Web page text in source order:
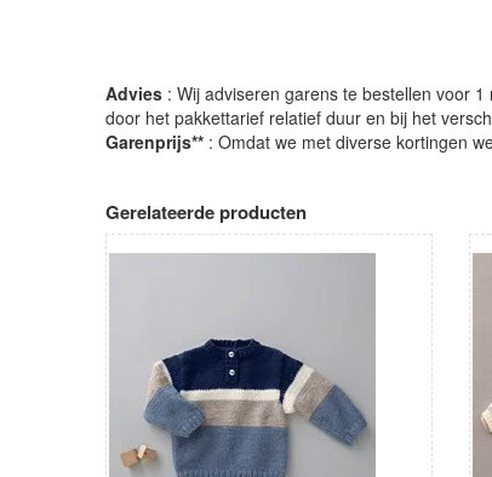
Advies : Wij adviseren garens te bestellen voor
door het pakkettarief relatief duur en bij het
Garenprijs** : Omdat we met diverse kortingen
Gerelateerde producten